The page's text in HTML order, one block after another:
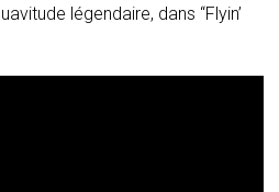
légendaire, dans “Flyin’